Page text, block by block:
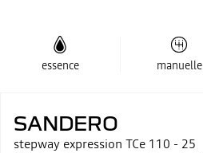
essence manuelle
SANDERO
stepway expression TCe 110 - 25